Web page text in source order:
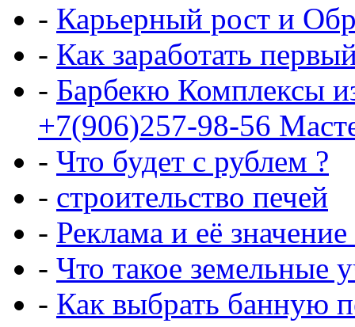
- Карьерный рост и
- Как заработать
- Барбекю Комплексы
+7(906)257-98-56
- Что будет с рублем ?
- строительство печей
- Реклама и её
- Что такое земельные
- Как выбрать банную